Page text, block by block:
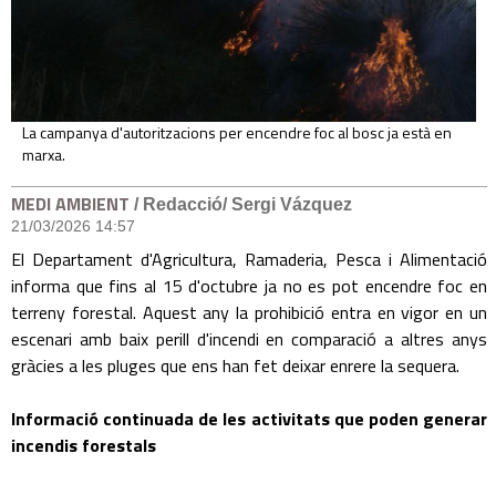
La campanya d'autoritzacions per encendre foc al bosc ja està en
marxa.
MEDI AMBIENT / Redacció/ Sergi Vázquez
21/03/2026 14:57
El Departament d'Agricultura, Ramaderia, Pesca i Alimentació
informa que fins al 15 d'octubre ja no es pot encendre foc en
terreny forestal. Aquest any la prohibició entra en vigor en un
escenari amb baix perill d'incendi en comparació a altres anys
gràcies a les pluges que ens han fet deixar enrere la sequera.
Informació continuada de les activitats que poden generar
incendis forestals